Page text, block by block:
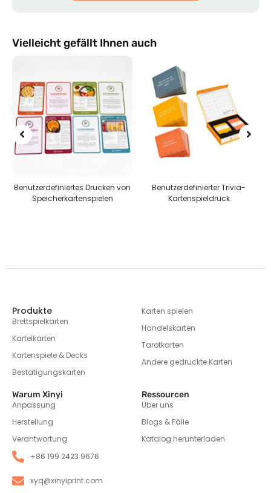
Vielleicht gefällt Ihnen auch
Benutzerdefiniertes Drucken von
Speicherkartenspielen
Benutzerdefinierter Trivia-
Kartenspieldruck
Produkte
Brettspielkarten
Karteikarten
Kartenspiele & Decks
Bestätigungskarten
Karten spielen
Handelskarten
Tarotkarten
Andere gedruckte Karten
Warum Xinyi
Anpassung
Herstellung
Verantwortung
Ressourcen
Über uns
Blogs & Fälle
Katalog herunterladen
+86 199 2423 9676
xyq@xinyiprint.com